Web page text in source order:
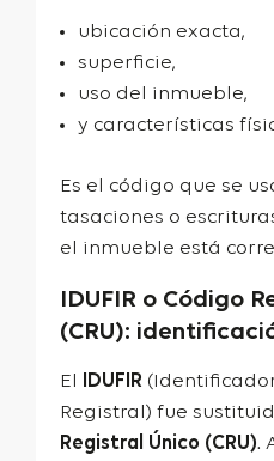
ubicación exacta,
superficie,
uso del inmueble,
y características
Es el código que se
tasaciones o
el inmueble está
IDUFIR o Código
(CRU):
El IDUFIR
Registral) fue
Registral Único (CRU).